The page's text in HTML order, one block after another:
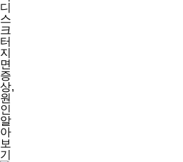
디
스
크
터
지
면
증
상,
원
인
알
아
보
기